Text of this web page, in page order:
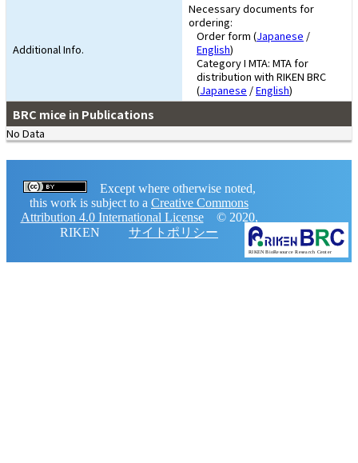
Additional Info.
Necessary documents for
ordering:
Order form (Japanese /
English)
Category I MTA: MTA for
distribution with RIKEN BRC
(Japanese /English)
BRC mice in Publications
No Data
Except where otherwise noted,
this work is subject to a Creative Commons
Attribution 4.0 International License© 2020,
RIKEN サイトポリシー